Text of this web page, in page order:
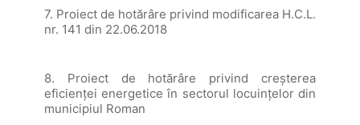
7. Proiect de hotărâre privind modificarea H.C.L.
nr. 141 din 22.06.2018
8. Proiect de hotărâre privind creșterea
eficienței energetice în sectorul locuințelor din
municipiul Roman